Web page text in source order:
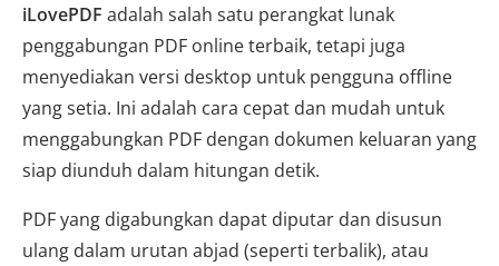
iLovePDF adalah salah satu perangkat lunak
penggabungan PDF online terbaik, tetapi juga
menyediakan versi desktop untuk pengguna offline
yang setia. Ini adalah cara cepat dan mudah untuk
menggabungkan PDF dengan dokumen keluaran yang
siap diunduh dalam hitungan detik.
PDF yang digabungkan dapat diputar dan disusun
ulang dalam urutan abjad (seperti terbalik), atau